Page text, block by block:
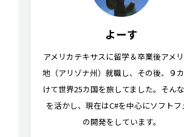
よーす
アメリカテキサスに留学＆卒業後アメ
地（アリゾナ州）就職し、その後、９
けて世界25カ国を旅してました。そん
を活かし、現在はC#を中心にソフトフ
の開発をしています。